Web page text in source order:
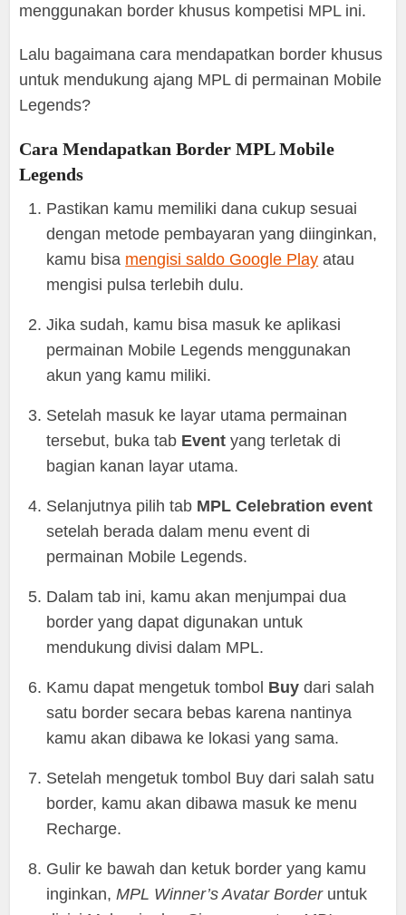
menggunakan border khusus kompetisi MPL ini.
Lalu bagaimana cara mendapatkan border khusus
untuk mendukung ajang MPL di permainan Mobile
Legends?
Cara Mendapatkan Border MPL Mobile
Legends
Pastikan kamu memiliki dana cukup sesuai
dengan metode pembayaran yang diinginkan,
kamu bisa mengisi saldo Google Play atau
mengisi pulsa terlebih dulu.
Jika sudah, kamu bisa masuk ke aplikasi
permainan Mobile Legends menggunakan
akun yang kamu miliki.
Setelah masuk ke layar utama permainan
tersebut, buka tab Event yang terletak di
bagian kanan layar utama.
Selanjutnya pilih tab MPL Celebration event
setelah berada dalam menu event di
permainan Mobile Legends.
Dalam tab ini, kamu akan menjumpai dua
border yang dapat digunakan untuk
mendukung divisi dalam MPL.
Kamu dapat mengetuk tombol Buy dari salah
satu border secara bebas karena nantinya
kamu akan dibawa ke lokasi yang sama.
Setelah mengetuk tombol Buy dari salah satu
border, kamu akan dibawa masuk ke menu
Recharge.
Gulir ke bawah dan ketuk border yang kamu
inginkan,MPL Winner’s Avatar Borderuntuk